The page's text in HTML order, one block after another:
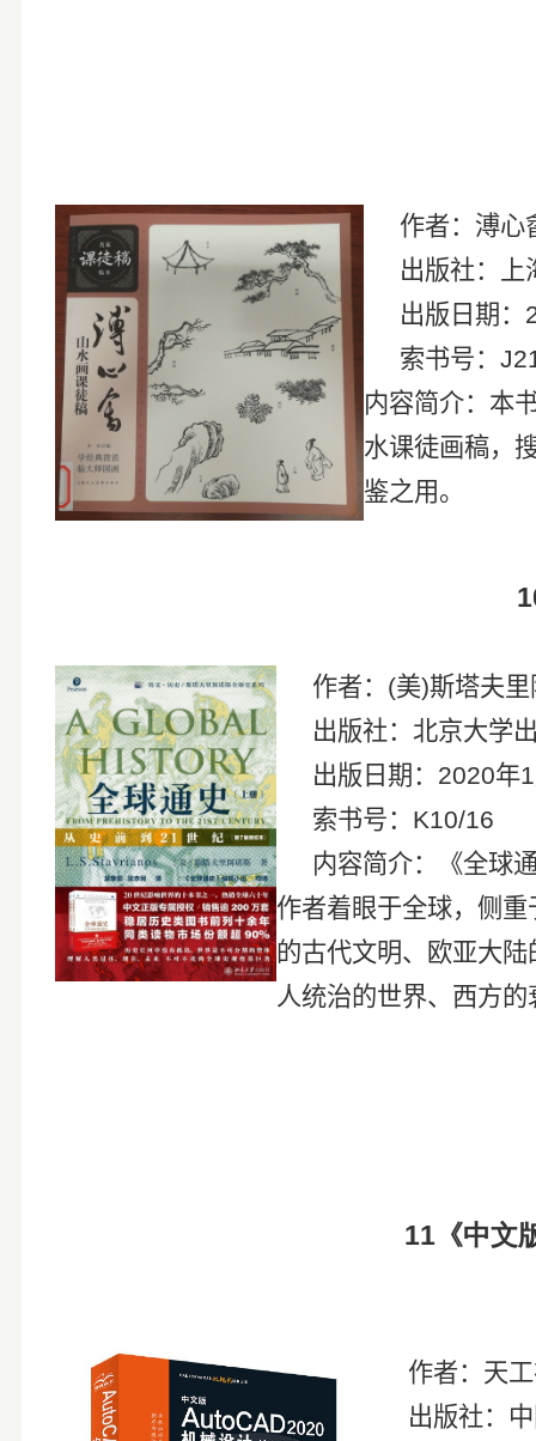
作者：
出版社：上
出版日期：
索书号：
内容简介：本
水课徒画稿，
鉴之用。
作者： (美)斯塔
出版社：北京大学
出版日期： 2020年1
索书号： K10/16
内容简介：《全球
作者着眼于全球，侧
的古代文明、欧亚大
人统治的世界、西方
11 《中文
作者：
出版社：